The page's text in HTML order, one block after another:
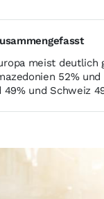
meist deutlich
52%
49% und Schweiz